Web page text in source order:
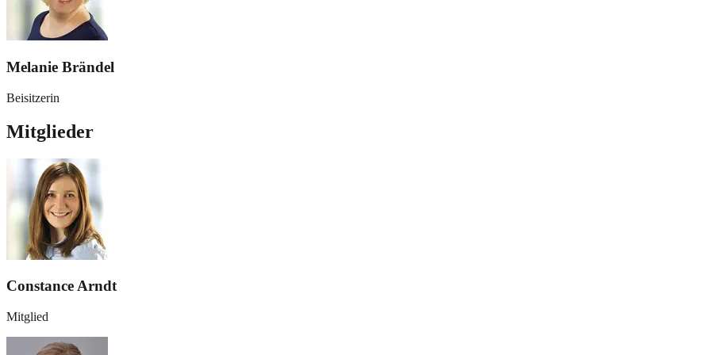
Melanie Brändel
Beisitzerin
Mitglieder
Constance Arndt
Mitglied